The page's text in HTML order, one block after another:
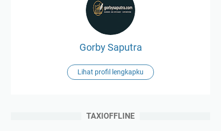
Gorby Saputra
Lihat profil lengkapku
TAXIOFFLINE